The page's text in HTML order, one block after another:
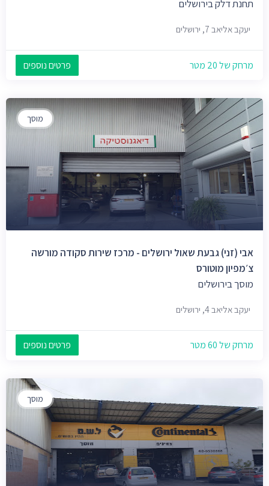
תחנת דלק בירושלים
יעקב אליאב 7, ירושלים
מרחק של 20 מטר פרטים נוספים
מוסך
אבי (זני) גבעת שאול ירושלים - מרכז שירות סקודה מורשה
צ׳מפיון מוטורס
מוסך בירושלים
יעקב אליאב 4, ירושלים
מרחק של 60 מטר פרטים נוספים
מוסך